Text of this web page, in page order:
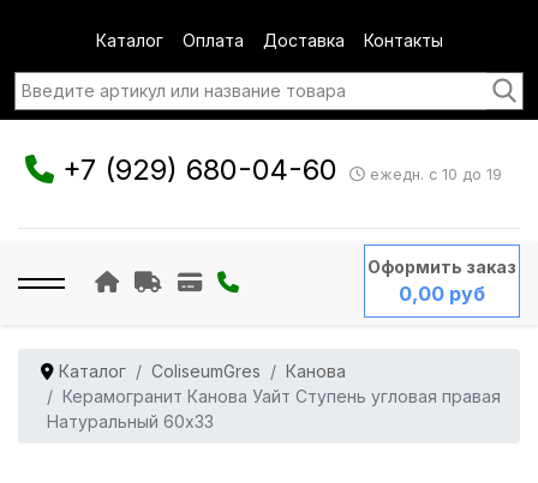
Каталог Оплата Доставка Контакты
+7 (929) 680-04-60 ежедн. с 10 до 19
Оформить заказ
0,00 руб
Каталог ColiseumGres
Канова
Керамогранит Канова Уайт Ступень угловая правая
Натуральный 60x33